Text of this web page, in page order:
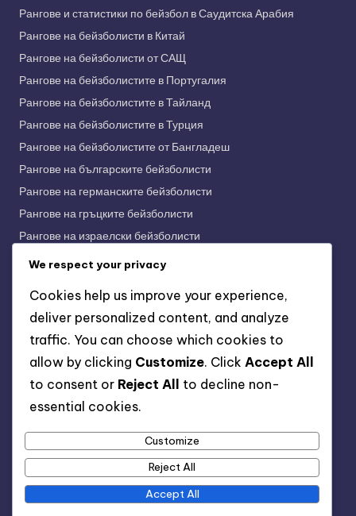
Рангове и статистики по бейзбол в Саудитска Арабия
Рангове на бейзболисти в Китай
Рангове на бейзболисти от САЩ
Рангове на бейзболистите в Португалия
Рангове на бейзболистите в Тайланд
Рангове на бейзболистите в Турция
Рангове на бейзболистите от Бангладеш
Рангове на българските бейзболисти
Рангове на германските бейзболисти
Рангове на гръцките бейзболисти
Рангове на израелски бейзболисти
Рангове на индийските бейзболисти
Рангове на испанските бейзболисти
Рангове на италианските бейзболисти
Рангове на корейските бейзболисти
Рангове на полски бейзболисти
Рангове на унгарски бейзболисти
Рангове на френските бейзболисти
Рангове на японските бейзболисти
Рейтинг на руски бейзболисти
We respect your privacy
Cookies help us improve your experience,
deliver personalized content, and analyze
traffic. You can choose which cookies to
allow by clicking Customize. Click Accept All
to consent or Reject All
to decline non-
essential cookies.
Customize
Reject All
Accept All